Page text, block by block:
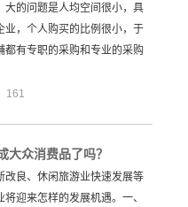
大的问题是人均空间很小，具
业，个人购买的比例很小，于
都有专职的采购和专业的采购
161
大众消费品了吗？
改良、休闲旅游业快速发展等
迎来怎样的发展机遇。一、